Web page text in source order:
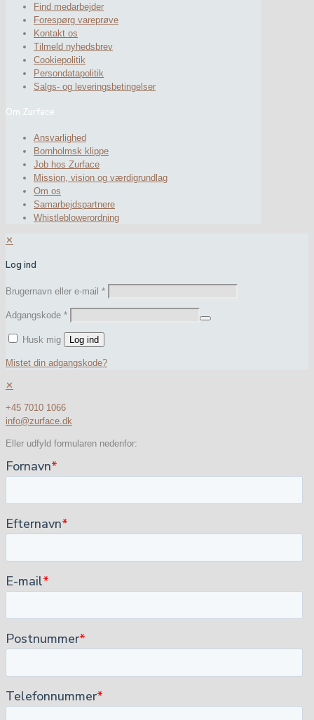
Find medarbejder
Forespørg vareprøve
Kontakt os
Tilmeld nyhedsbrev
Cookiepolitik
Persondatapolitik
Salgs- og leveringsbetingelser
Om Zurface
Ansvarlighed
Bornholmsk klippe
Job hos Zurface
Mission, vision og værdigrundlag
Om os
Samarbejdspartnere
Whistleblowerordning
✕
Log ind
Brugernavn eller e-mail *
Adgangskode *
Husk mig Log ind
Mistet din adgangskode?
✕
+45 7010 1066
info@zurface.dk
Eller udfyld formularen nedenfor: